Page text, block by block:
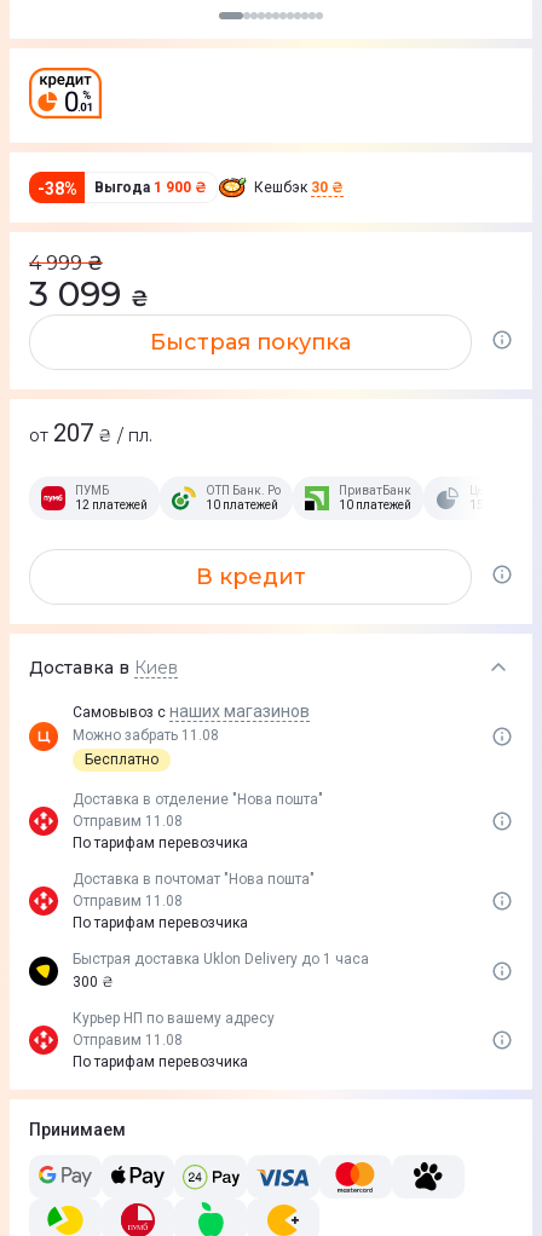
-38% Выгода 1 900 ₴ Кешбэк 30 ₴
4 999 ₴
3 099 ₴
Быстрая покупка
от 207 ₴ / пл.
ПУМБ
12 платежей
ОТП Банк. Розстрочка Скибочка.
10 платежей
ПриватБанк
10 платежей
15 платежей
В кредит
Доставка в Киев
Самовывоз с наших магазинов
Можно забрать 11.08
Бесплатно
Доставка в отделение "Нова пошта"
Отправим 11.08
По тарифам перевозчика
Доставка в почтомат "Нова пошта"
Отправим 11.08
По тарифам перевозчика
Быстрая доставка Uklon Delivery до 1 часа
300 ₴
Курьер НП по вашему адресу
Отправим 11.08
По тарифам перевозчика
Принимаем